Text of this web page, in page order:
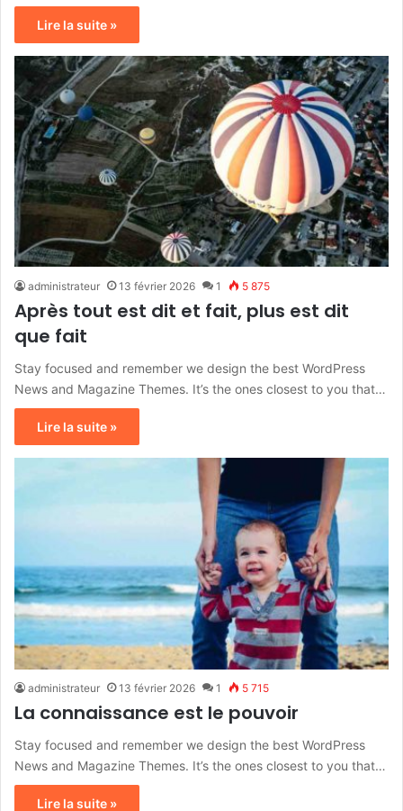
Lire la suite »
administrateur 13 février 2026 1 5 875
Après tout est dit et fait, plus est dit
que fait
Stay focused and remember we design the best WordPress
News and Magazine Themes. It’s the ones closest to you that…
Lire la suite »
administrateur 13 février 2026 1 5 715
La connaissance est le pouvoir
Stay focused and remember we design the best WordPress
News and Magazine Themes. It’s the ones closest to you that…
Lire la suite »